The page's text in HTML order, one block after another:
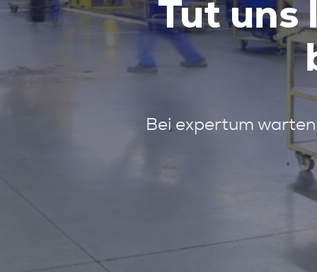
Tut uns
Bei expertum